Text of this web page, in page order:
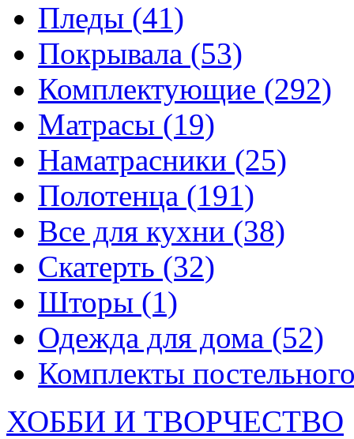
Пледы (41)
Покрывала (53)
Комплектующие (292)
Матрасы (19)
Наматрасники (25)
Полотенца (191)
Все для кухни (38)
Скатерть (32)
Шторы (1)
Одежда для дома (52)
Комплекты
ХОББИ И ТВОРЧЕСТВО